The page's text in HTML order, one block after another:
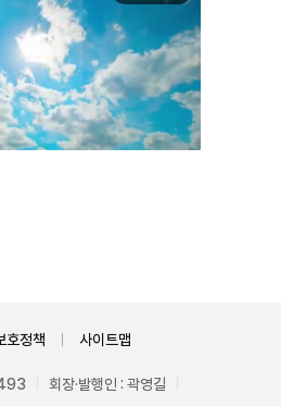
호정책 사이트맵
회장·발행인 : 곽영길